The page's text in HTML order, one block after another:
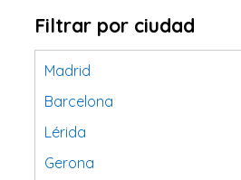
Filtrar por ciudad
Madrid
Barcelona
Lérida
Gerona